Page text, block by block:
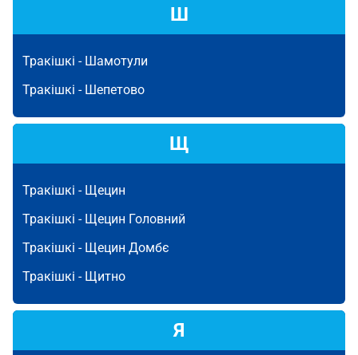
Ш
Тракішкі - Шамотули
Тракішкі - Шепетово
Щ
Тракішкі - Щецин
Тракішкі - Щецин Головний
Тракішкі - Щецин Домбє
Тракішкі - Щитно
Я